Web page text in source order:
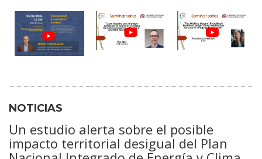
NOTICIAS
Un estudio alerta sobre el posible
impacto territorial desigual del Plan